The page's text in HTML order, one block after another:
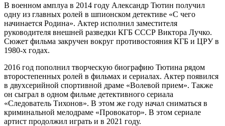
В военном амплуа в 2014 году Александр Тютин получил
одну из главных ролей в шпионском детективе «С чего
начинается Родина». Актер исполнил заместителя
руководителя внешней разведки КГБ СССР Виктора Лучко.
Сюжет фильма закручен вокруг противостояния КГБ и ЦРУ в
1980-х годах.
2016 год пополнил творческую биографию Тютина рядом
второстепенных ролей в фильмах и сериалах. Актер появился
в двухсерийной спортивной драме «Волевой прием». Также
он сыграл в одном фильме детективного сериала
«Следователь Тихонов». В этом же году начал сниматься в
криминальной мелодраме «Провокатор». В этом сериале
артист продолжил играть и в 2021 году.